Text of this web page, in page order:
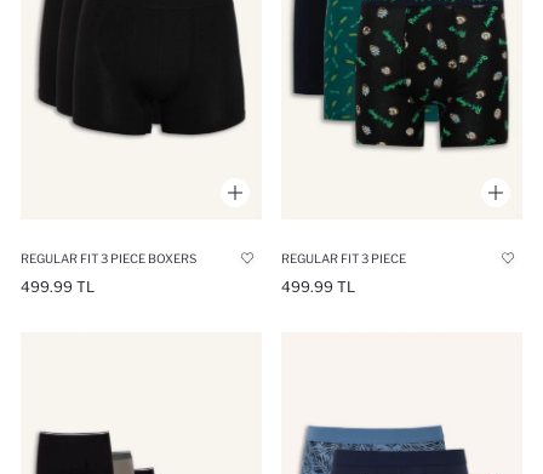
REGULAR FIT 3 PIECE BOXERS
499.99 TL
REGULAR FIT 3 PIECE
499.99 TL